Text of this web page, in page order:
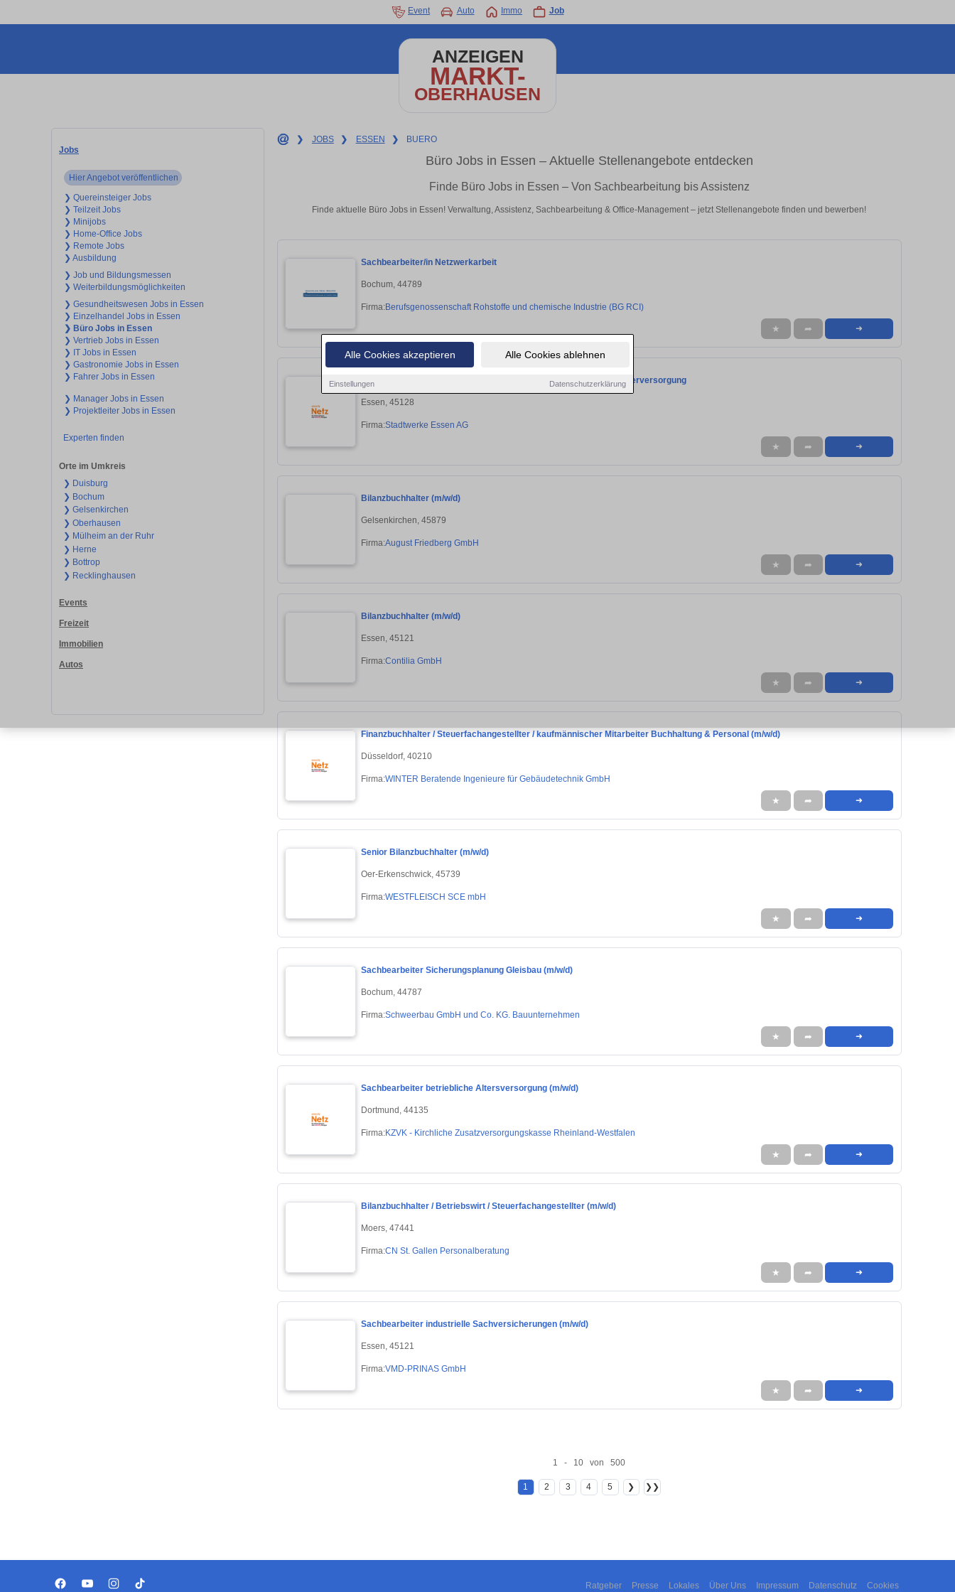
Alle Cookies akzeptieren Alle Cookies ablehnen
Einstellungen Datenschutzerklärung
Event Auto Immo Job
ANZEIGEN
MARKT-
OBERHAUSEN
Jobs
Hier Angebot veröffentlichen
❯ Quereinsteiger Jobs
❯ Teilzeit Jobs
❯ Minijobs
❯ Home-Office Jobs
❯ Remote Jobs
❯ Ausbildung
❯ Job und Bildungsmessen
❯ Weiterbildungsmöglichkeiten
❯ Gesundheitswesen Jobs in Essen
❯ Einzelhandel Jobs in Essen
❯ Büro Jobs in Essen
❯ Vertrieb Jobs in Essen
❯ IT Jobs in Essen
❯ Gastronomie Jobs in Essen
❯ Fahrer Jobs in Essen
❯ Manager Jobs in Essen
❯ Projektleiter Jobs in Essen
Experten finden
Orte im Umkreis
❯ Duisburg
❯ Bochum
❯ Gelsenkirchen
❯ Oberhausen
❯ Mülheim an der Ruhr
❯ Herne
❯ Bottrop
❯ Recklinghausen
Events
Freizeit
Immobilien
Autos
❯ JOBS ❯ ESSEN ❯ BUERO
Büro Jobs in Essen – Aktuelle Stellenangebote entdecken
Finde Büro Jobs in Essen – Von Sachbearbeitung bis Assistenz
Finde aktuelle Büro Jobs in Essen! Verwaltung, Assistenz, Sachbearbeitung & Office-Management – jetzt Stellenangebote finden und bewerben!
Sachbearbeiter/in Netzwerkarbeit
Bochum, 44789
Firma:Berufsgenossenschaft Rohstoffe und chemische Industrie (BG RCI)
★ ➦ ➜
Sachbearbeiter/in (gn) Messstellen, Hausanschlüsse & Löschwasserversorgung
Essen, 45128
Firma:Stadtwerke Essen AG
★ ➦ ➜
Bilanzbuchhalter (m/w/d)
Gelsenkirchen, 45879
Firma:August Friedberg GmbH
★ ➦ ➜
Bilanzbuchhalter (m/w/d)
Essen, 45121
Firma:Contilia GmbH
★ ➦ ➜
Finanzbuchhalter / Steuerfachangestellter / kaufmännischer Mitarbeiter Buchhaltung & Personal (m/w/d)
Düsseldorf, 40210
Firma:WINTER Beratende Ingenieure für Gebäudetechnik GmbH
★ ➦ ➜
Senior Bilanzbuchhalter (m/w/d)
Oer-Erkenschwick, 45739
Firma:WESTFLEISCH SCE mbH
★ ➦ ➜
Sachbearbeiter Sicherungsplanung Gleisbau (m/w/d)
Bochum, 44787
Firma:Schweerbau GmbH und Co. KG. Bauunternehmen
★ ➦ ➜
Sachbearbeiter betriebliche Altersversorgung (m/w/d)
Dortmund, 44135
Firma:KZVK - Kirchliche Zusatzversorgungskasse Rheinland-Westfalen
★ ➦ ➜
Bilanzbuchhalter / Betriebswirt / Steuerfachangestellter (m/w/d)
Moers, 47441
Firma:CN St. Gallen Personalberatung
★ ➦ ➜
Sachbearbeiter industrielle Sachversicherungen (m/w/d)
Essen, 45121
Firma:VMD-PRINAS GmbH
★ ➦ ➜
1 - 10 von 500
1 2 3 4 5 ❯ ❯❯
Ratgeber Presse Lokales Über Uns Impressum Datenschutz Cookies